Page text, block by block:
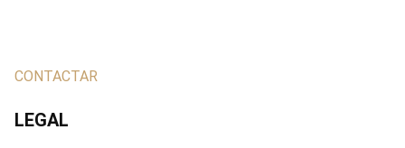
CONTACTAR
LEGAL